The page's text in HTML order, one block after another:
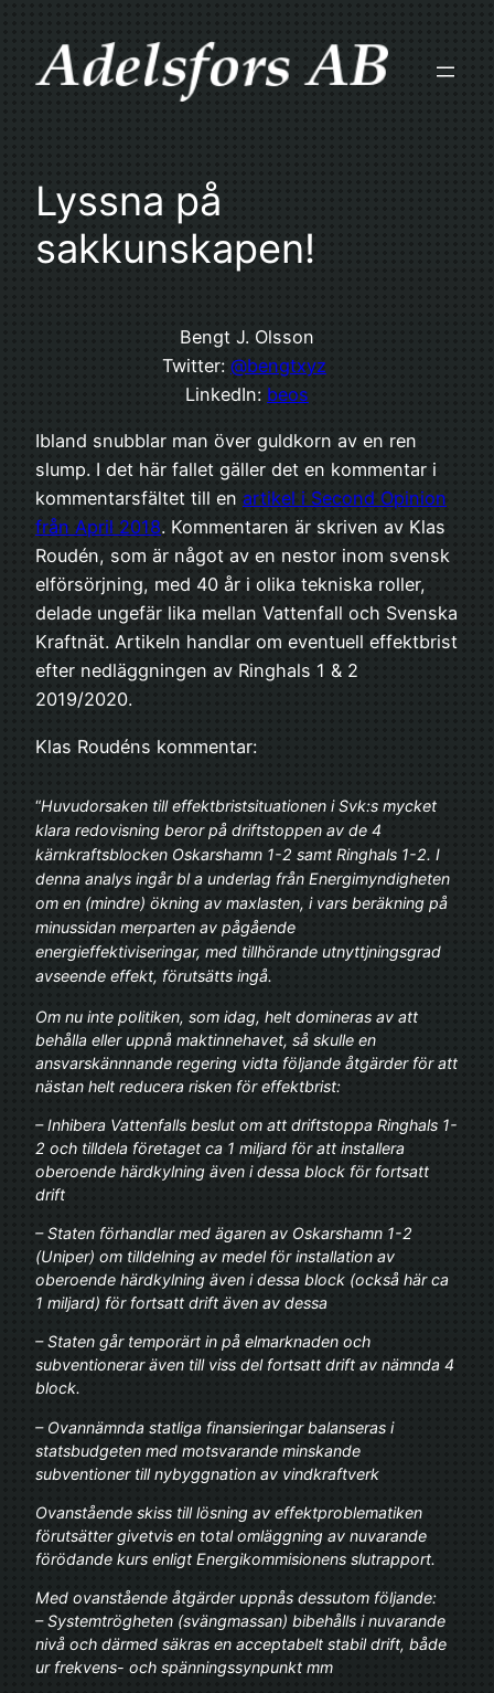
content
Lyssna på
sakkunskapen!
Bengt J. Olsson
Twitter: @bengtxyz
LinkedIn: beos
Ibland snubblar man över guldkorn av en ren
slump. I det här fallet gäller det en kommentar i
kommentarsfältet till en artikel i Second Opinion
från April 2018. Kommentaren är skriven av Klas
Roudén, som är något av en nestor inom svensk
elförsörjning, med 40 år i olika tekniska roller,
delade ungefär lika mellan Vattenfall och Svenska
Kraftnät. Artikeln handlar om eventuell effektbrist
efter nedläggningen av Ringhals 1 & 2
2019/2020.
Klas Roudéns kommentar:
“Huvudorsaken till effektbristsituationen i Svk:s mycket
klara redovisning beror på driftstoppen av de 4
kärnkraftsblocken Oskarshamn 1-2 samt Ringhals 1-2. I
denna analys ingår bl a underlag från Energimyndigheten
om en (mindre) ökning av maxlasten, i vars beräkning på
minussidan merparten av pågående
energieffektiviseringar, med tillhörande utnyttjningsgrad
avseende effekt, förutsätts ingå.
Om nu inte politiken, som idag, helt domineras av att
behålla eller uppnå maktinnehavet, så skulle en
ansvarskännnande regering vidta följande åtgärder för att
nästan helt reducera risken för effektbrist:
– Inhibera Vattenfalls beslut om att driftstoppa Ringhals 1-
2 och tilldela företaget ca 1 miljard för att installera
oberoende härdkylning även i dessa block för fortsatt
drift
– Staten förhandlar med ägaren av Oskarshamn 1-2
(Uniper) om tilldelning av medel för installation av
oberoende härdkylning även i dessa block (också här ca
1 miljard) för fortsatt drift även av dessa
– Staten går temporärt in på elmarknaden och
subventionerar även till viss del fortsatt drift av nämnda 4
block.
– Ovannämnda statliga finansieringar balanseras i
statsbudgeten med motsvarande minskande
subventioner till nybyggnation av vindkraftverk
Ovanstående skiss till lösning av effektproblematiken
förutsätter givetvis en total omläggning av nuvarande
förödande kurs enligt Energikommisionens slutrapport.
Med ovanstående åtgärder uppnås dessutom följande:
– Systemtrögheten (svängmassan) bibehålls i nuvarande
nivå och därmed säkras en acceptabelt stabil drift, både
ur frekvens- och spänningssynpunkt mm